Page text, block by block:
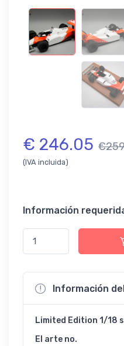
€ 246.05
(IVA incluida)
Información
Información
Limited Edition 1/18
El arte no.